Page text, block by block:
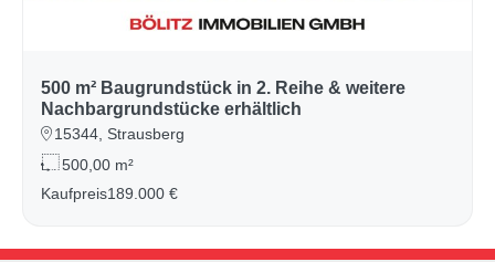
500 m² Baugrundstück in 2. Reihe & weitere
Nachbargrundstücke erhältlich
15344, Strausberg
500,00 m²
Kaufpreis189.000 €